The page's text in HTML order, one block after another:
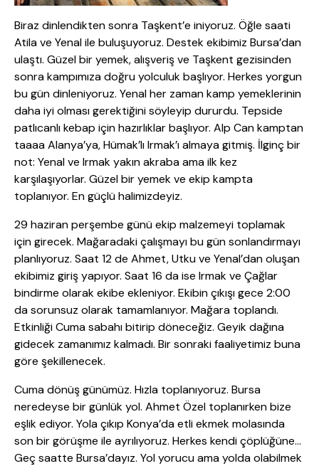
Biraz dinlendikten sonra Taşkent’e iniyoruz. Öğle saati
Atila ve Yenal ile buluşuyoruz. Destek ekibimiz Bursa’dan
ulaştı. Güzel bir yemek, alışveriş ve Taşkent gezisinden
sonra kampımıza doğru yolculuk başlıyor. Herkes yorgun
bu gün dinleniyoruz. Yenal her zaman kamp yemeklerinin
daha iyi olması gerektiğini söyleyip dururdu. Tepside
patlıcanlı kebap için hazırlıklar başlıyor. Alp Can kamptan
taaaa Alanya’ya, Hümak’lı Irmak’ı almaya gitmiş. İlginç bir
not: Yenal ve Irmak yakın akraba ama ilk kez
karşılaşıyorlar. Güzel bir yemek ve ekip kampta
toplanıyor. En güçlü halimizdeyiz.
29 haziran perşembe günü ekip malzemeyi toplamak
için girecek. Mağaradaki çalışmayı bu gün sonlandırmayı
planlıyoruz. Saat 12 de Ahmet, Utku ve Yenal’dan oluşan
ekibimiz giriş yapıyor. Saat 16 da ise Irmak ve Çağlar
bindirme olarak ekibe ekleniyor. Ekibin çıkışı gece 2:00
da sorunsuz olarak tamamlanıyor. Mağara toplandı.
Etkinliği Cuma sabahı bitirip döneceğiz. Geyik dağına
gidecek zamanımız kalmadı. Bir sonraki faaliyetimiz buna
göre şekillenecek.
Cuma dönüş günümüz. Hızla toplanıyoruz. Bursa
neredeyse bir günlük yol. Ahmet Özel toplanırken bize
eşlik ediyor. Yola çıkıp Konya’da etli ekmek molasında
son bir görüşme ile ayrılıyoruz. Herkes kendi çöplüğüne…
Geç saatte Bursa’dayız. Yol yorucu ama yolda olabilmek